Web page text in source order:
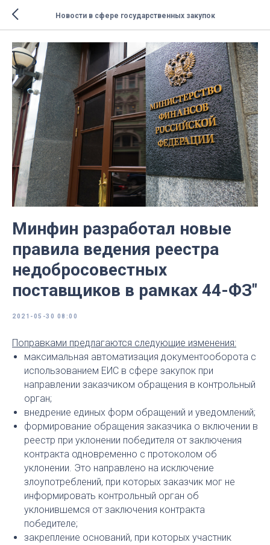
Новости в сфере государственных закупок
Минфин разработал новые
правила ведения реестра
недобросовестных
поставщиков в рамках 44-ФЗ"
2021-05-30 08:00
Поправками предлагаются следующие изменения:
максимальная автоматизация документооборота с
использованием ЕИС в сфере закупок при
направлении заказчиком обращения в контрольный
орган;
внедрение единых форм обращений и уведомлений;
формирование обращения заказчика о включении в
реестр при уклонении победителя от заключения
контракта одновременно с протоколом об
уклонении. Это направлено на исключение
злоупотреблений, при которых заказчик мог не
информировать контрольный орган об
уклонившемся от заключения контракта
победителе;
закрепление оснований, при которых участник